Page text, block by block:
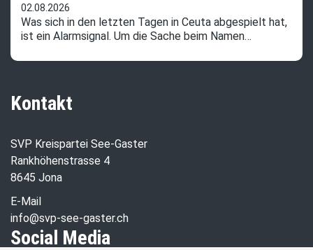
02.08.2026
Was sich in den letzten Tagen in Ceuta abgespielt hat,
ist ein Alarmsignal. Um die Sache beim Namen…
Kontakt
SVP Kreispartei See-Gaster
Rankhöhenstrasse 4
8645 Jona
E-Mail
info@svp-see-gaster.ch
Social Media